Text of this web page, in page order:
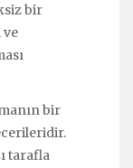
bir
ve
bir
tarafla